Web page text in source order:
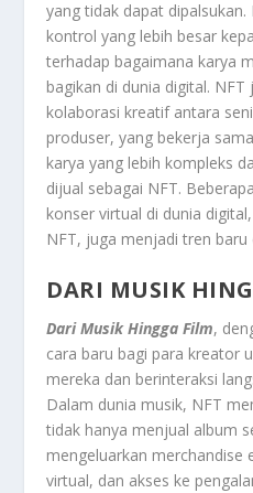
yang tidak dapat
kontrol yang lebih besar
terhadap bagaimana karya
bagikan di dunia digital.
kolaborasi kreatif antara
produser, yang bekerja
karya yang lebih kompleks
dijual sebagai NFT.
konser virtual di dunia
NFT, juga menjadi tren baru
DARI MUSIK
Dari Musik Hingga Film,
cara baru bagi para kreator
mereka dan berinteraksi
Dalam dunia musik, NFT
tidak hanya menjual album
mengeluarkan merchandise
virtual, dan akses ke